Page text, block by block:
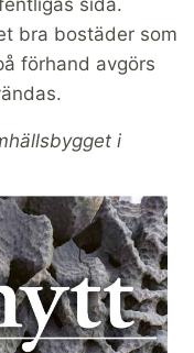
bra bostäder som
förhand avgörs
i